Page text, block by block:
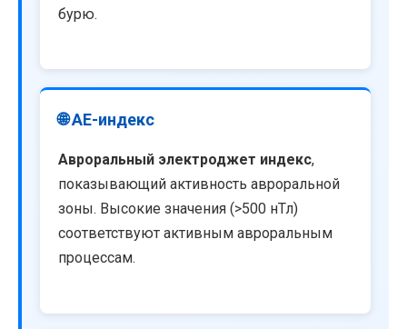
бурю.
🌐 AE-индекс
Авроральный электроджет индекс,
показывающий активность авроральной
зоны. Высокие значения (>500 нТл)
соответствуют активным авроральным
процессам.